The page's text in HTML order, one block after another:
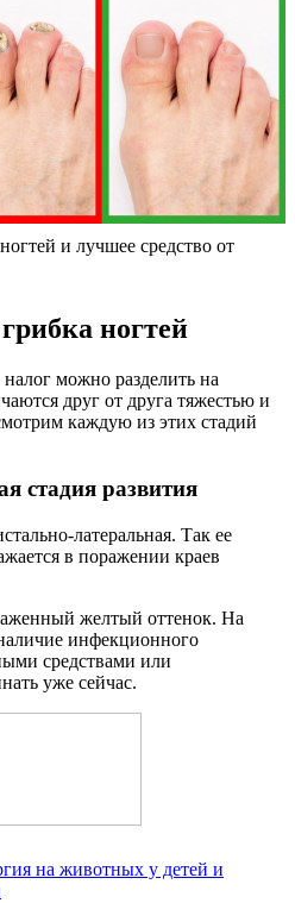
и лучшее средство от
ногтей
можно разделить на
друг от друга тяжестью и
каждую из этих стадий
стадия развития
латеральная. Так ее
в поражении краев
желтый оттенок. На
инфекционного
средствами или
уже сейчас.
на животных у детей и